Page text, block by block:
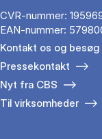
CVR-nummer:
EAN-nummer:
Kontakt os og besøg
Pressekontakt
Nyt fra CBS
Til virksomheder